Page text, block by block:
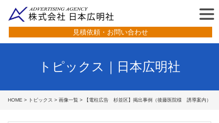
見積依頼・お問い合わせ
トピックス｜日本広明社
HOME > トピックス > 画像一覧 > 【電柱広告 杉並区】掲出事例（後藤医院様 誘導案内）